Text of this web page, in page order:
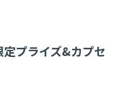
定プライズ&カプセ